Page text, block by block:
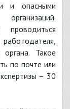
и опасными
проводиться
Такое
по почте или
– 30